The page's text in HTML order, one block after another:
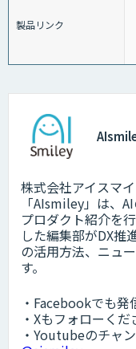
製品リンク
株式会社アイスマ
「AIsmiley」は、
プロダクト紹介を
した編集部がDX推
の活用方法、ニュ
す。
・Facebookでも発
・Xもフォローくだ
・Youtubeのチャ